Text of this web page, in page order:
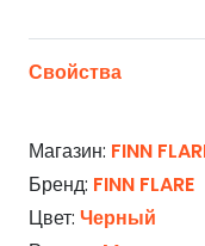
Свойства
Магазин: FINN
Бренд: FINN FLARE
Цвет: Черный